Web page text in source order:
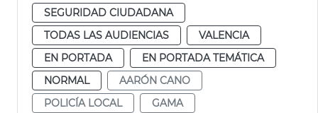
SEGURIDAD CIUDADANA
TODAS LAS AUDIENCIAS
VALENCIA
EN PORTADA
EN PORTADA TEMÁTICA
NORMAL
AARÓN CANO
POLICÍA LOCAL
GAMA